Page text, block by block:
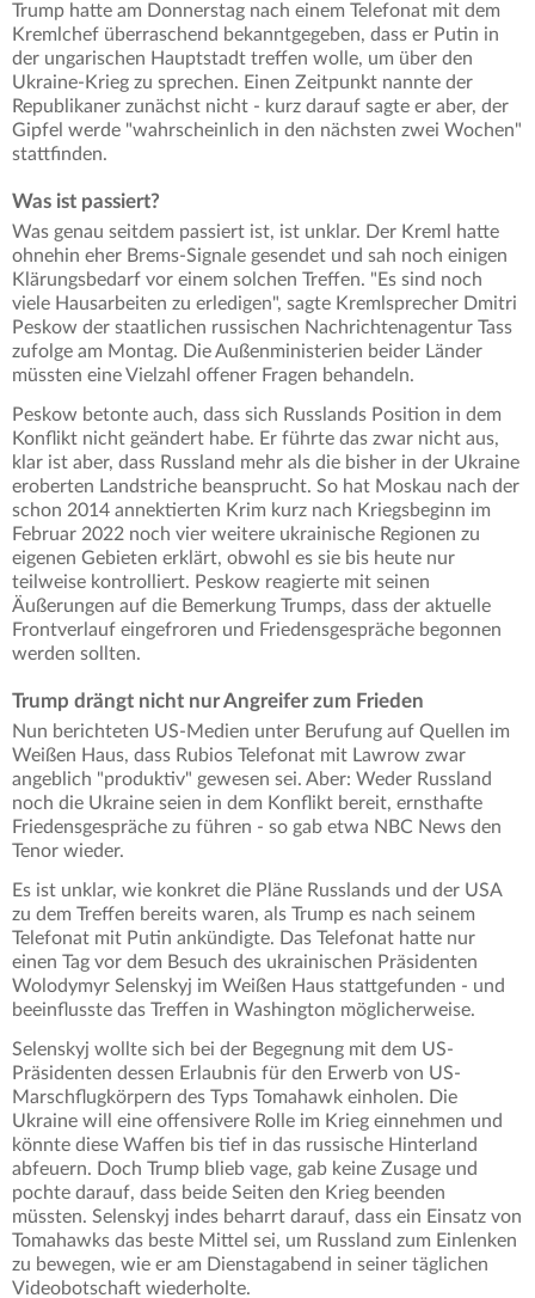
Trump hatte am Donnerstag nach einem Telefonat mit dem
Kremlchef überraschend bekanntgegeben, dass er Putin in
der ungarischen Hauptstadt treffen wolle, um über den
Ukraine-Krieg zu sprechen. Einen Zeitpunkt nannte der
Republikaner zunächst nicht - kurz darauf sagte er aber, der
Gipfel werde "wahrscheinlich in den nächsten zwei Wochen"
stattfinden.
Was ist passiert?
Was genau seitdem passiert ist, ist unklar. Der Kreml hatte
ohnehin eher Brems-Signale gesendet und sah noch einigen
Klärungsbedarf vor einem solchen Treffen. "Es sind noch
viele Hausarbeiten zu erledigen", sagte Kremlsprecher Dmitri
Peskow der staatlichen russischen Nachrichtenagentur Tass
zufolge am Montag. Die Außenministerien beider Länder
müssten eine Vielzahl offener Fragen behandeln.
Peskow betonte auch, dass sich Russlands Position in dem
Konflikt nicht geändert habe. Er führte das zwar nicht aus,
klar ist aber, dass Russland mehr als die bisher in der Ukraine
eroberten Landstriche beansprucht. So hat Moskau nach der
schon 2014 annektierten Krim kurz nach Kriegsbeginn im
Februar 2022 noch vier weitere ukrainische Regionen zu
eigenen Gebieten erklärt, obwohl es sie bis heute nur
teilweise kontrolliert. Peskow reagierte mit seinen
Äußerungen auf die Bemerkung Trumps, dass der aktuelle
Frontverlauf eingefroren und Friedensgespräche begonnen
werden sollten.
Trump drängt nicht nur Angreifer zum Frieden
Nun berichteten US-Medien unter Berufung auf Quellen im
Weißen Haus, dass Rubios Telefonat mit Lawrow zwar
angeblich "produktiv" gewesen sei. Aber: Weder Russland
noch die Ukraine seien in dem Konflikt bereit, ernsthafte
Friedensgespräche zu führen - so gab etwa NBC News den
Tenor wieder.
Es ist unklar, wie konkret die Pläne Russlands und der USA
zu dem Treffen bereits waren, als Trump es nach seinem
Telefonat mit Putin ankündigte. Das Telefonat hatte nur
einen Tag vor dem Besuch des ukrainischen Präsidenten
Wolodymyr Selenskyj im Weißen Haus stattgefunden - und
beeinflusste das Treffen in Washington möglicherweise.
Selenskyj wollte sich bei der Begegnung mit dem US-
Präsidenten dessen Erlaubnis für den Erwerb von US-
Marschflugkörpern des Typs Tomahawk einholen. Die
Ukraine will eine offensivere Rolle im Krieg einnehmen und
könnte diese Waffen bis tief in das russische Hinterland
abfeuern. Doch Trump blieb vage, gab keine Zusage und
pochte darauf, dass beide Seiten den Krieg beenden
müssten. Selenskyj indes beharrt darauf, dass ein Einsatz von
Tomahawks das beste Mittel sei, um Russland zum Einlenken
zu bewegen, wie er am Dienstagabend in seiner täglichen
Videobotschaft wiederholte.